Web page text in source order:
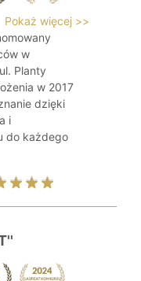
Pokaż więcej >>
w
Planty
w 2017
dzięki
i
do każdego